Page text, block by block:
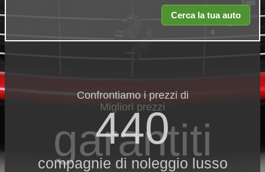
Confrontiamo i prezzi di
440
compagnie di noleggio lusso
Migliori prezzi
garantiti